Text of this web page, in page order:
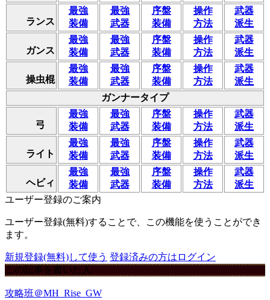
ランス
最強
装備
最強
武器
序盤
装備
操作
方法
武器
派生
ガンス
最強
装備
最強
武器
序盤
装備
操作
方法
武器
派生
操虫棍
最強
装備
最強
武器
序盤
装備
操作
方法
武器
派生
ガンナータイプ
弓
最強
装備
最強
武器
序盤
装備
操作
方法
武器
派生
ライト
最強
装備
最強
武器
序盤
装備
操作
方法
武器
派生
ヘビィ
最強
装備
最強
武器
序盤
装備
操作
方法
武器
派生
ユーザー登録のご案内
ユーザー登録(無料)することで、この機能を使うことができ
ます。
新規登録(無料)して使う 登録済みの方はログイン
この記事を書いた人
攻略班＠MH_Rise_GW